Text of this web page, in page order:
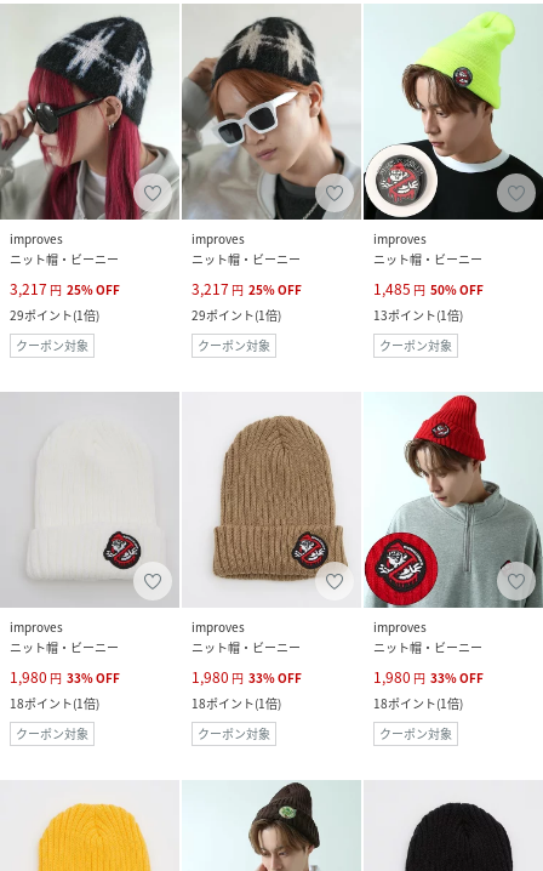
improves
ニット帽・ビーニー
3,217 円 25%OFF
29ポイント(1倍)
クーポン対象
improves
ニット帽・ビーニー
3,217 円 25%OFF
29ポイント(1倍)
クーポン対象
improves
ニット帽・ビーニー
1,485 円 50%OFF
13ポイント(1倍)
クーポン対象
improves
ニット帽・ビーニー
1,980 円 33%OFF
18ポイント(1倍)
クーポン対象
improves
ニット帽・ビーニー
1,980 円 33%OFF
18ポイント(1倍)
クーポン対象
improves
ニット帽・ビーニー
1,980 円 33%OFF
18ポイント(1倍)
クーポン対象